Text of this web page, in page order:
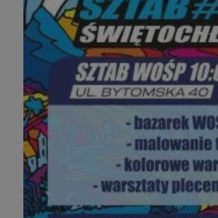
_ga_DEDM2KCVWQ
_ga
_clsk
_clsk
FCCDCF
__eoi
MUID